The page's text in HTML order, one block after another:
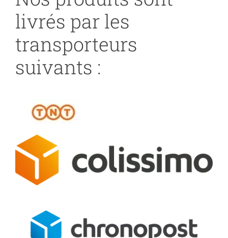
livrés par les
transporteurs
suivants :